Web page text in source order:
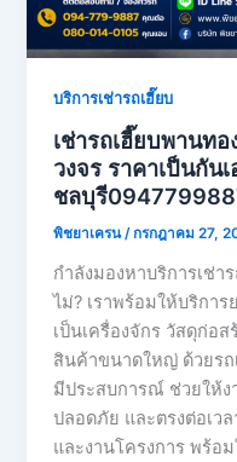
บริการเช่ารถเฮี๊ยบ
เช่ารถเฮี๊ยบพานท
วงจร ราคาเป็นกัน
ชลบุรี
พิชยาเครน/กรกฎาคม 27,
กำลังมองหาบริการเช่า
ไม่? เราพร้อมให้บริกา
เป็นเครื่องจักร วัสดุก่อ
สินค้าขนาดใหญ่ ด้วยร
มีประสบการณ์ ช่วยให้ง
ปลอดภัย และตรงต่อเว
และงานโครงการ พร้อ